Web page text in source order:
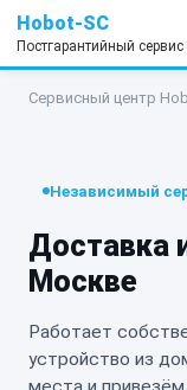
Hobot-SC
Постгарантийный сервис
Сервисный центр
Независимый
Доставка
Москве
Работает
устройство из